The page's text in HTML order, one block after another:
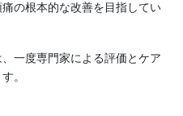
の根本的な改善を目指してい
一度専門家による評価とケア
。